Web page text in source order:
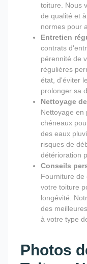
toiture. Nous
de qualité et
normes pour
Entretien
contrats
pérennité de
régulières
état, d'éviter
prolonger sa
Nettoyage
Nettoyage en
chéneaux
des eaux
risques de
détérioration
Conseils
Fourniture de
votre toiture
longévité.
des
à votre type
Photos